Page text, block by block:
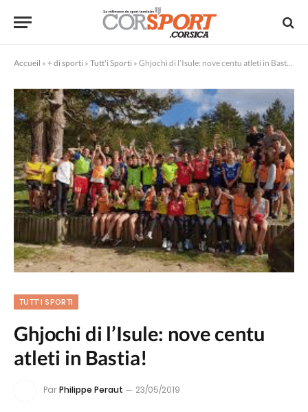
Accueil » + di sporti » Tutt'i Sporti » Ghjochi di l’Isule: nove centu atleti in Bastia!
TUTT'I SPORTI
Ghjochi di l’Isule: nove centu
atleti in Bastia!
ParPhilippe Peraut 23/05/2019